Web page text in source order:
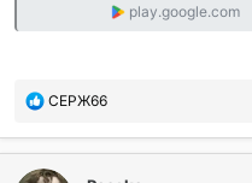
play.google.com
П
б
л
СЕРЖ66